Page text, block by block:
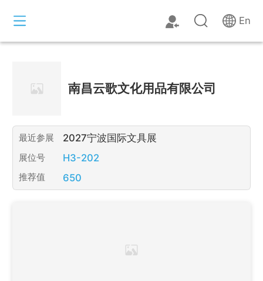
En
南昌云歌文化用品有限公司
最近参展 2027宁波国际文具展
展位号 H3-202
推荐值 650